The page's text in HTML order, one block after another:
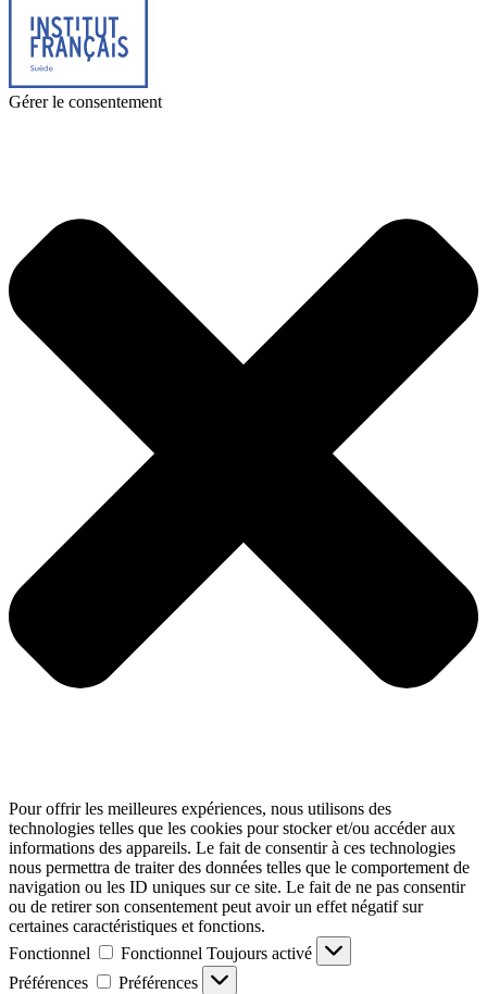
Gérer le consentement
Pour offrir les meilleures expériences, nous utilisons des
technologies telles que les cookies pour stocker et/ou accéder aux
informations des appareils. Le fait de consentir à ces technologies
nous permettra de traiter des données telles que le comportement de
navigation ou les ID uniques sur ce site. Le fait de ne pas consentir
ou de retirer son consentement peut avoir un effet négatif sur
certaines caractéristiques et fonctions.
Fonctionnel
Fonctionnel Toujours activé
Préférences
Préférences